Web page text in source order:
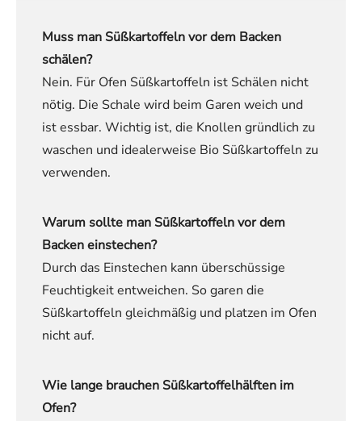
Muss man Süßkartoffeln vor dem Backen
schälen?
Nein. Für Ofen Süßkartoffeln ist Schälen nicht
nötig. Die Schale wird beim Garen weich und
ist essbar. Wichtig ist, die Knollen gründlich zu
waschen und idealerweise Bio Süßkartoffeln zu
verwenden.
Warum sollte man Süßkartoffeln vor dem
Backen einstechen?
Durch das Einstechen kann überschüssige
Feuchtigkeit entweichen. So garen die
Süßkartoffeln gleichmäßig und platzen im Ofen
nicht auf.
Wie lange brauchen Süßkartoffelhälften im
Ofen?